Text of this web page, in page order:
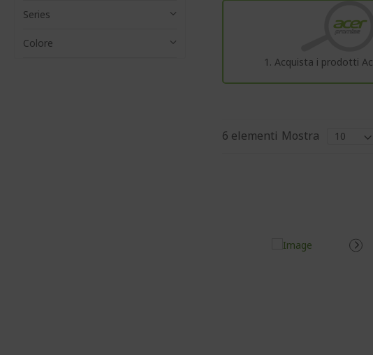
1. Acquista i prodotti
6 elementi Mostra
Series
Colore